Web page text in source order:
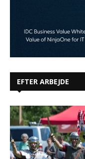
EFTER ARBEJDE